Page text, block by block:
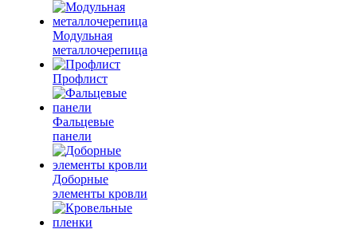
Модульная
металлочерепица
Профлист
Фальцевые
панели
Доборные
элементы кровли